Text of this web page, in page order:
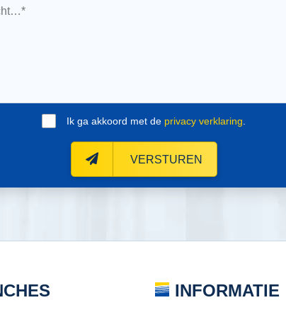
Ik ga akkoord met de privacy verklaring
VERSTUREN
INFORMATIE